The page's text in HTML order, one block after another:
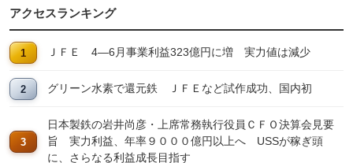
アクセスランキング
ＪＦＥ 4―6月事業利益323億円に増 実力値は減少
グリーン水素で還元鉄 ＪＦＥなど試作成功、国内初
日本製鉄の岩井尚彦・上席常務執行役員ＣＦＯ決算会見要
旨 実力利益、年率９０００億円以上へ USSが稼ぎ頭
に、さらなる利益成長目指す